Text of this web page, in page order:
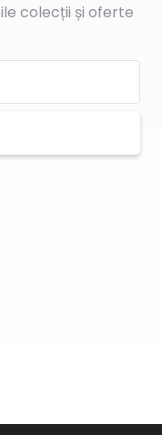
colecții și oferte